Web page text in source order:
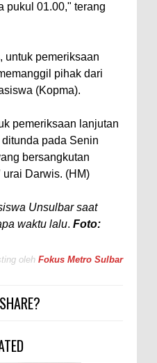
pukul 01.00," terang
untuk pemeriksaan
pihak dari
(Kopma).
pemeriksaan lanjutan
pada Senin
bersangkutan
Darwis. (HM)
Unsulbar saat
waktu lalu. Foto:
oleh Fokus Metro Sulbar